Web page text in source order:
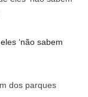
‘não sabem